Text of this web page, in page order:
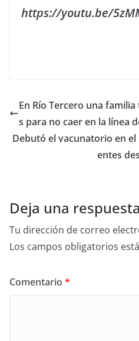
https://youtu.be/
En Río Tercero una
s para no caer en la línea
Debutó el vacunatorio en
entes
Deja una respuesta
Tu dirección de correo
Los campos obligatorios
Comentario *